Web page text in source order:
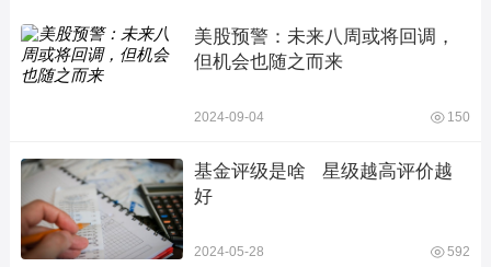
美股预警：未来八周或将回调，
但机会也随之而来
2024-09-04 150
基金评级是啥   星级越高评价越
好
2024-05-28 592